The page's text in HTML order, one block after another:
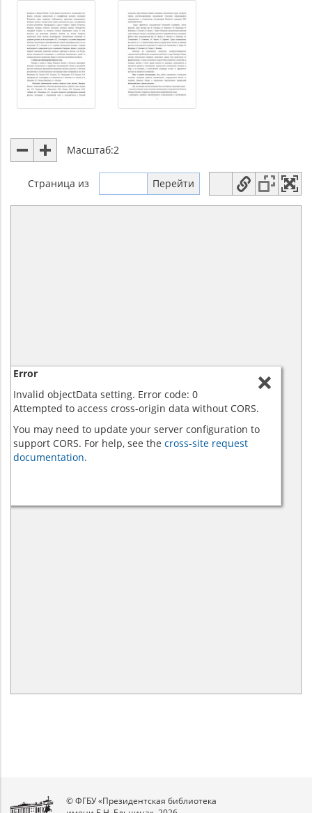
Масштаб:2
Страница из
Error
Invalid objectData setting. Error code: 0
Attempted to access cross-origin data without CORS.
You may need to update your server configuration to
support CORS. For help, see the cross-site request
documentation.
© ФГБУ «Президентская библиотека